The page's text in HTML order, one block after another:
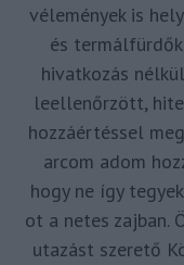
vélemények is
és
hivatkozás
leellenőrzött,
hozzáértéssel
arcom adom
hogy ne így
ot a netes zajban.
utazást szerető